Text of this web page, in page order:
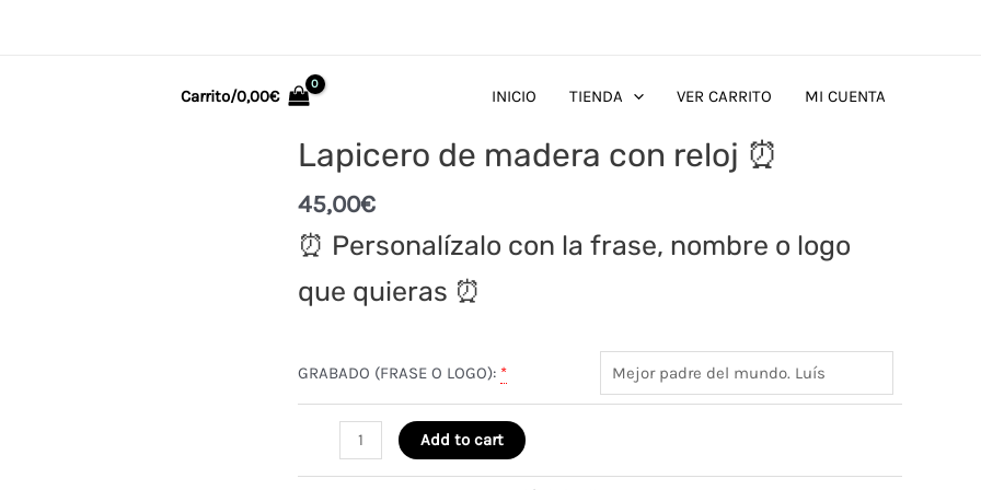
Carrito/0,00€ INICIO TIENDA VER CARRITO MI CUENTA
Lapicero de madera con reloj ⏰
45,00€
⏰ Personalízalo con la frase, nombre o logo
que quieras ⏰
GRABADO (FRASE O LOGO): *
Lapicero
Add to cart